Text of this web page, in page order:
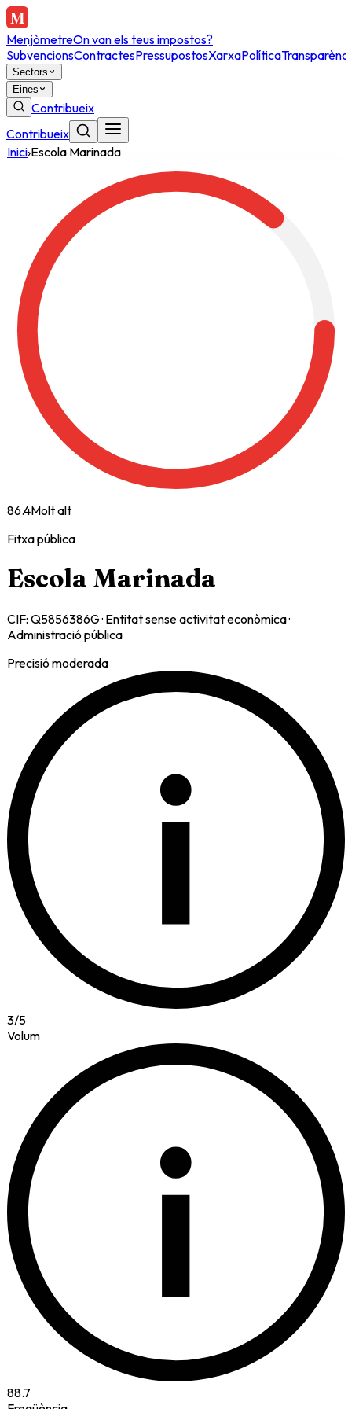
MenjòmetreOn van els teus impostos?
SubvencionsContractesPressupostosXarxaPolítica
Sectors
Eines
Contribueix
Contribueix
Inici›Escola Marinada
86.4Molt alt
Fitxa pública
Escola Marinada
CIF: Q5856386G· Entitat sense activitat econòmica·
Administració pública
Precisió moderada
i
3/5
Volum
i
88.7